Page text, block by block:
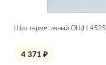
Щит герметичный ОЩН 4525
4 371 ₽